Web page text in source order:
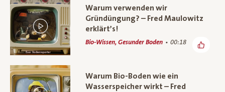
Warum verwenden wir
Gründüngung? – Fred Maulowitz
erklärt’s!
Bio-Wissen, Gesunder Boden 00:18
Warum Bio-Boden wie ein
Wasserspeicher wirkt – Fred